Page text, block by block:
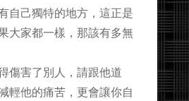
己獨特的地方，這正是
大家都一樣，那該有多無
害了別人，請跟他道
輕他的痛苦，更會讓你自